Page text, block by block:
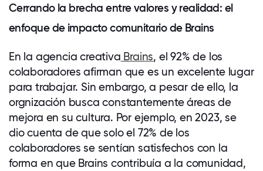
Cerrando la brecha entre valores y realidad: el
enfoque de impacto comunitario de Brains
En la agencia creativa Brains, el 92% de los
colaboradores afirman que es un excelente lugar
para trabajar. Sin embargo, a pesar de ello, la
orgnización busca constantemente áreas de
mejora en su cultura. Por ejemplo, en 2023, se
dio cuenta de que solo el 72% de los
colaboradores se sentían satisfechos con la
forma en que Brains contribuía a la comunidad,